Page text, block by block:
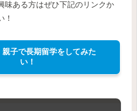
味ある方はぜひ下記のリンクか
！
親子で長期留学をしてみた
い！